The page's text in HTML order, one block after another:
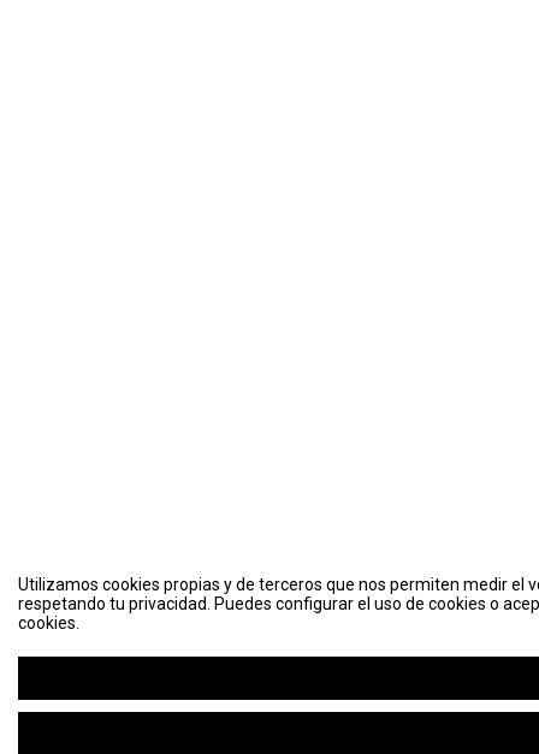
Utilizamos cookies propias y de terceros que nos permiten medir el
respetando tu privacidad. Puedes configurar el uso de cookies o
cookies.